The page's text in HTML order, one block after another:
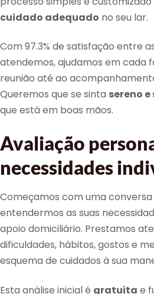
cuidado adequado no seu lar.
Com 97.3% de satisfação entre
atendemos, ajudamos em cada
reunião até ao
Queremos que se sinta sereno
que está em boas mãos.
Avaliação
necessidades
Começamos com uma
entendermos as suas
apoio domiciliário. Prestamos
dificuldades, hábitos, gostos e
esquema de cuidados à sua
Esta análise inicial é gratuita e